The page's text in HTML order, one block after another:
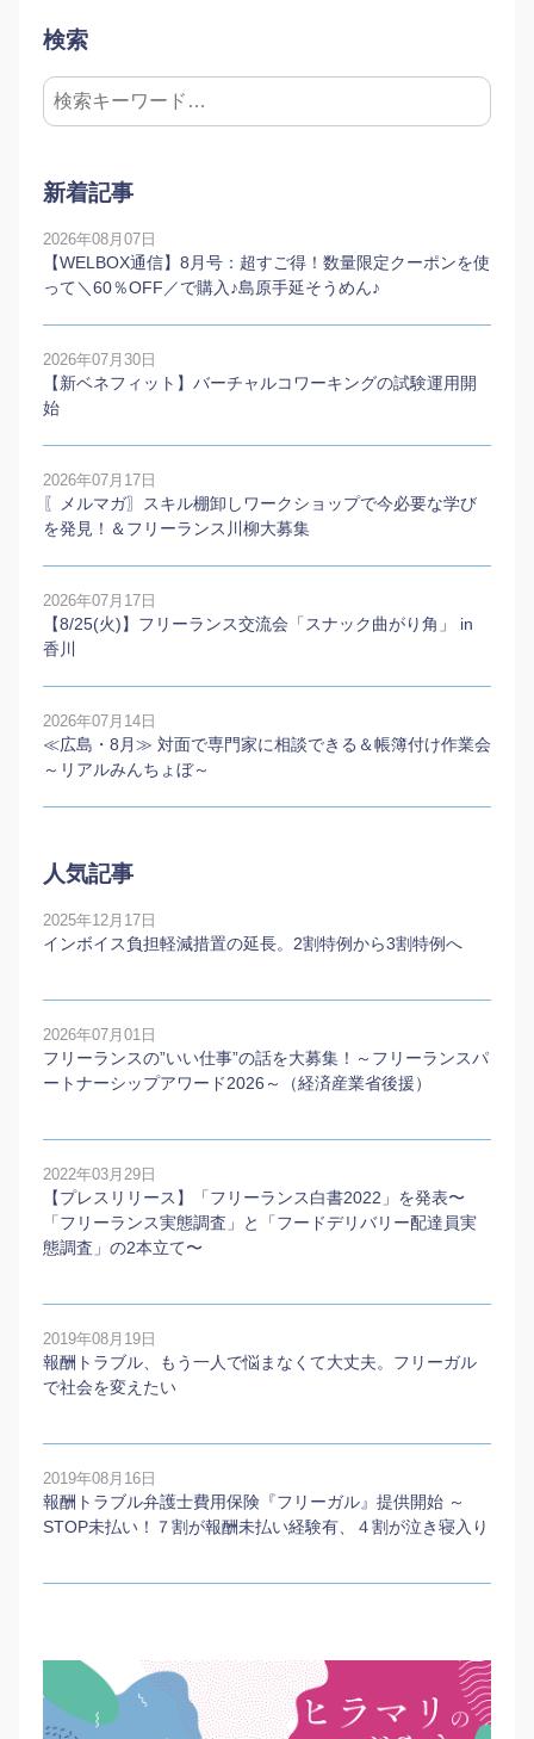
検索
新着記事
2026年08月07日
【WELBOX通信】8月号：超すご得！数量限定クーポンを使
って＼60％OFF／で購入♪島原手延そうめん♪
2026年07月30日
【新ベネフィット】バーチャルコワーキングの試験運用開
始
2026年07月17日
〖メルマガ〗スキル棚卸しワークショップで今必要な学び
を発見！＆フリーランス川柳大募集
2026年07月17日
【8/25(火)】フリーランス交流会「スナック曲がり角」 in
香川
2026年07月14日
≪広島・8月≫ 対面で専門家に相談できる＆帳簿付け作業会
～リアルみんちょぼ～
人気記事
2025年12月17日
インボイス負担軽減措置の延長。2割特例から3割特例へ
2026年07月01日
フリーランスの”いい仕事”の話を大募集！～フリーランスパ
ートナーシップアワード2026～（経済産業省後援）
2022年03月29日
【プレスリリース】「フリーランス白書2022」を発表〜
「フリーランス実態調査」と「フードデリバリー配達員実
態調査」の2本⽴て〜
2019年08月19日
報酬トラブル、もう一人で悩まなくて大丈夫。フリーガル
で社会を変えたい
2019年08月16日
報酬トラブル弁護士費用保険『フリーガル』提供開始 ～
STOP未払い！７割が報酬未払い経験有、４割が泣き寝入り